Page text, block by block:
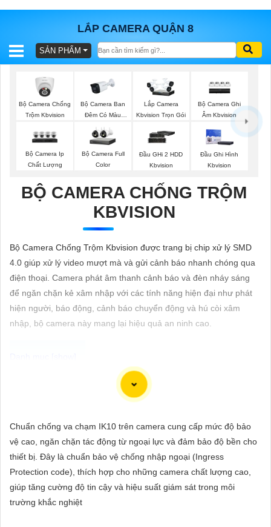
LẮP CAMERA QUẬN 8
BÁO
TRỌN
GÓI
SẢN
LẮP
ĐẶT
PHỤ
VẤN
DỊCH
VỤ
SẢN PHẨM
Bộ Camera Chống
Trộm Kbvision
Bộ Camera Ban
Đêm Có Màu
Lắp Camera
Kbvision Trọn Gói
Bộ Camera Ghi
Âm Kbvision
Bộ Camera Ip
Chất Lượng
Bộ Camera Full
Color
Đầu GHi 2 HDD
Kbvision
Đầu Ghi Hình
Kbvision
BỘ CAMERA CHỐNG TRỘM
KBVISION
Bộ Camera Chống Trộm Kbvision được trang bị chip xử lý SMD
4.0 giúp xử lý video mượt mà và gửi cảnh báo nhanh chóng qua
điện thoại. Camera phát âm thanh cảnh báo và đèn nháy sáng
để ngăn chặn kẻ xâm nhập với các tính năng hiện đại như phát
hiện người, báo động, cảnh báo chuyển động và hú còi xâm
nhập, bộ camera này mang lại hiệu quả an ninh cao.
Để giúp bạn viết tư giới thiệu cho việc mua Camera Kbvision với
chiết khấu cao và hình ảnh chất lượng sắc nét, bạn có thể sử
độ tin cậy cao. Đừng để bất kỳ sự cố nào xảy ra mà không có sự
Chuẩn chống va chạm IK10 trên camera cung cấp mức độ bảo
vệ cao, ngăn chặn tác động từ ngoại lực và đảm bảo độ bền cho
thiết bị. Đây là chuẩn bảo vệ chống nhập ngoại (Ingress
Protection code), thích hợp cho những camera chất lượng cao,
giúp tăng cường độ tin cậy và hiệu suất giám sát trong môi
trường khắc nghiệt